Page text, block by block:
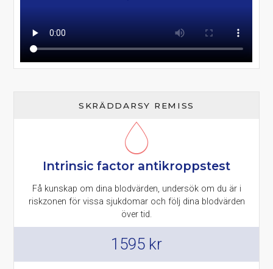
SKRÄDDARSY REMISS
Intrinsic factor antikroppstest
Få kunskap om dina blodvärden, undersök om du är i
riskzonen för vissa sjukdomar och följ dina blodvärden
över tid.
1595 kr